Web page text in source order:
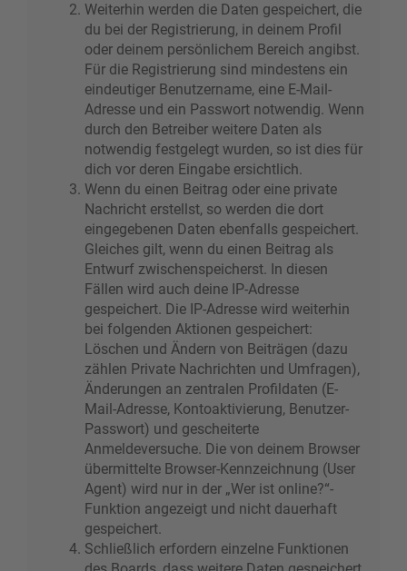
Weiterhin werden die Daten gespeichert, die
du bei der Registrierung, in deinem Profil
oder deinem persönlichem Bereich angibst.
Für die Registrierung sind mindestens ein
eindeutiger Benutzername, eine E-Mail-
Adresse und ein Passwort notwendig. Wenn
durch den Betreiber weitere Daten als
notwendig festgelegt wurden, so ist dies für
dich vor deren Eingabe ersichtlich.
Wenn du einen Beitrag oder eine private
Nachricht erstellst, so werden die dort
eingegebenen Daten ebenfalls gespeichert.
Gleiches gilt, wenn du einen Beitrag als
Entwurf zwischenspeicherst. In diesen
Fällen wird auch deine IP-Adresse
gespeichert. Die IP-Adresse wird weiterhin
bei folgenden Aktionen gespeichert:
Löschen und Ändern von Beiträgen (dazu
zählen Private Nachrichten und Umfragen),
Änderungen an zentralen Profildaten (E-
Mail-Adresse, Kontoaktivierung, Benutzer-
Passwort) und gescheiterte
Anmeldeversuche. Die von deinem Browser
übermittelte Browser-Kennzeichnung (User
Agent) wird nur in der „Wer ist online?“-
Funktion angezeigt und nicht dauerhaft
gespeichert.
Schließlich erfordern einzelne Funktionen